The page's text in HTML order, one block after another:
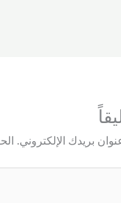
بريدك الإلكتروني.